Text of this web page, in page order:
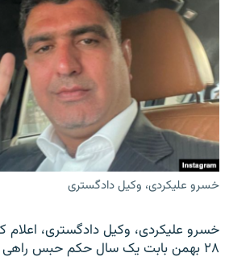
گزارش‌های ویدئویی
English
به ما بپیوندید
زبان‌های دیگر
خسرو علیکردی، وکیل دادگستری
خسرو علیکردی، وکیل دادگستری، اعلام
۲۸ بهمن بابت یک سال حکم حبس راهی زندان خواهد شد.